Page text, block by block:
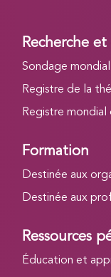
Recherche
Sondage mondial
Registre de la
Registre
Formation
Destinée aux
Destinée aux
Ressources
Éducation et